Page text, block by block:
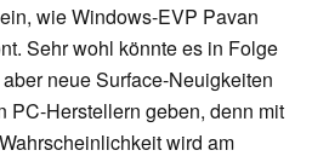
wie Windows-EVP Pavan
Sehr wohl könnte es in Folge
neue Surface-Neuigkeiten
PC-Herstellern geben, denn mit
wird am